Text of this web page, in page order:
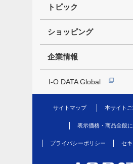
トピック
ショッピング
企業情報
I-O DATA Global
サイトマップ 本サイト
表示価格・商品全般
プライバシーポリシー セ